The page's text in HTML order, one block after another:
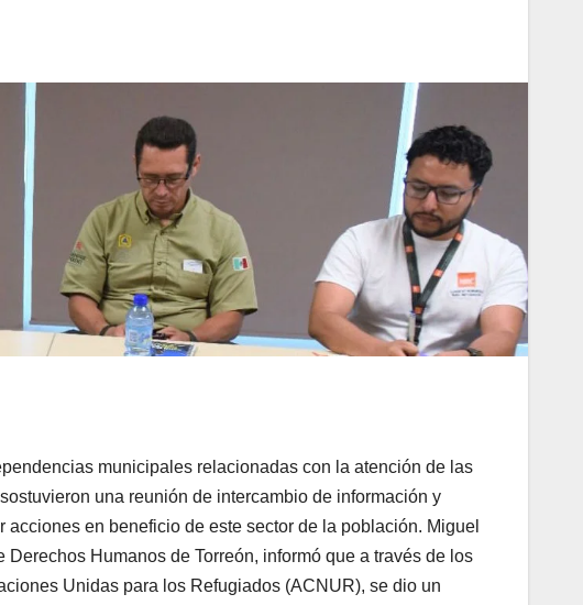
municipales relacionadas con la atención de las
una reunión de intercambio de información y
en beneficio de este sector de la población. Miguel
Humanos de Torreón, informó que a través de los
Unidas para los Refugiados (ACNUR), se dio un